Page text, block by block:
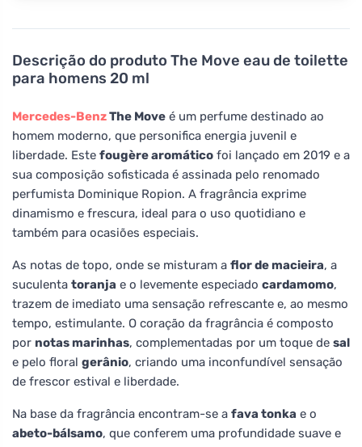
Descrição do produto The Move eau de toilette
para homens 20 ml
Mercedes-BenzThe Move é um perfume destinado ao
homem moderno, que personifica energia juvenil e
liberdade. Este fougère aromático foi lançado em 2019 e a
sua composição sofisticada é assinada pelo renomado
perfumista Dominique Ropion. A fragrância exprime
dinamismo e frescura, ideal para o uso quotidiano e
também para ocasiões especiais.
As notas de topo, onde se misturam a flor de macieira, a
suculenta toranja e o levemente especiado cardamomo,
trazem de imediato uma sensação refrescante e, ao mesmo
tempo, estimulante. O coração da fragrância é composto
por notas marinhas, complementadas por um toque de sal
e pelo floral gerânio, criando uma inconfundível sensação
de frescor estival e liberdade.
Na base da fragrância encontram-se a fava tonka e o
abeto-bálsamo, que conferem uma profundidade suave e